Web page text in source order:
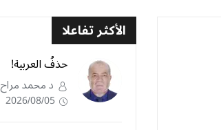
الأكثر تفاعلا
حذفُ العربية!
د محمد مراح
2026/08/05